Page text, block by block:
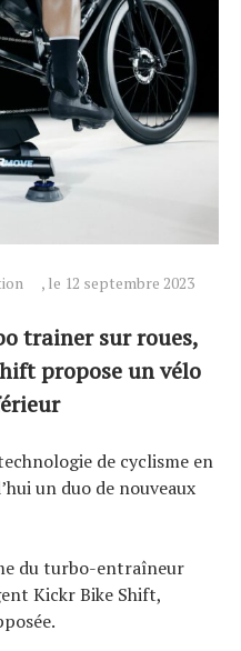
, le 12 septembre 2023
trainer sur roues,
propose un vélo
de cyclisme en
un duo de nouveaux
du turbo-entraîneur
Kickr Bike Shift,